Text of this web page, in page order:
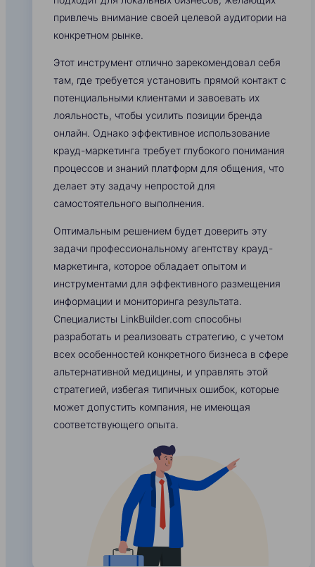
привлечь внимание своей целевой аудитории на
конкретном рынке.
Этот инструмент отлично зарекомендовал себя
там, где требуется установить прямой контакт с
потенциальными клиентами и завоевать их
лояльность, чтобы усилить позиции бренда
онлайн. Однако эффективное использование
крауд-маркетинга требует глубокого понимания
процессов и знаний платформ для общения, что
делает эту задачу непростой для
самостоятельного выполнения.
Оптимальным решением будет доверить эту
задачи профессиональному агентству крауд-
маркетинга, которое обладает опытом и
инструментами для эффективного размещения
информации и мониторинга результата.
Специалисты LinkBuilder.com способны
разработать и реализовать стратегию, с учетом
всех особенностей конкретного бизнеса в сфере
альтернативной медицины, и управлять этой
стратегией, избегая типичных ошибок, которые
может допустить компания, не имеющая
соответствующего опыта.